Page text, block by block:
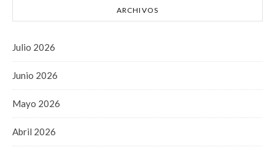
ARCHIVOS
Julio 2026
Junio 2026
Mayo 2026
Abril 2026